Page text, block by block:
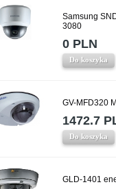
Samsung
3080
0 PLN
Do koszyka
GV-MFD320
1472.7
Do koszyka
GLD-1401